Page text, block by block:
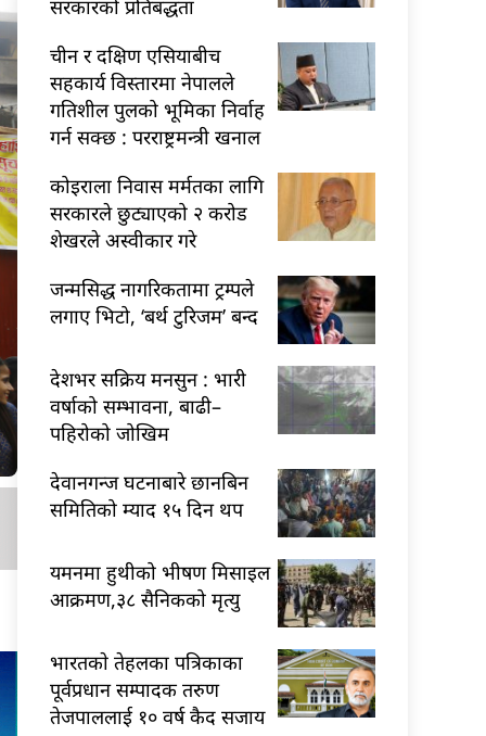
सरकारको प्रतिबद्धता
चीन र दक्षिण एसियाबीच
सहकार्य विस्तारमा नेपालले
गतिशील पुलको भूमिका निर्वाह
गर्न सक्छ : परराष्ट्रमन्त्री खनाल
कोइराला निवास मर्मतका लागि
सरकारले छुट्याएको २ करोड
शेखरले अस्वीकार गरे
जन्मसिद्ध नागरिकतामा ट्रम्पले
लगाए भिटो, ‘बर्थ टुरिजम’ बन्द
देशभर सक्रिय मनसुन : भारी
वर्षाको सम्भावना, बाढी–
पहिरोको जोखिम
देवानगन्ज घटनाबारे छानबिन
समितिको म्याद १५ दिन थप
यमनमा हुथीको भीषण मिसाइल
आक्रमण,३८ सैनिकको मृत्यु
भारतकाे तेहलका पत्रिकाका
पूर्वप्रधान सम्पादक तरुण
तेजपाललाई १० वर्ष कैद सजाय